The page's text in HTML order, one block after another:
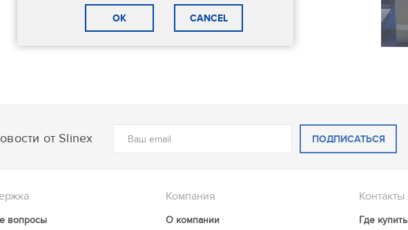
OK CANCEL
от Slinex ПОДПИСАТЬСЯ
вопросы
Компания
О компании
Контакты
Где купить